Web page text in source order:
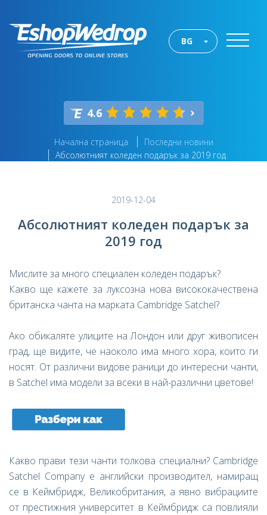
BG
4.6
Начална страница
Последни новини
Абсолютният коледен подарък за 2019 год
2019-12-04
Абсолютният коледен подарък за
2019 год
Мислите за много специален коледен подарък?
Какво ще кажете за луксозна нова висококачествена
британска чанта на марката Cambridge Satchel?
Ако обикаляте улиците на Лондон или друг живописен
град, ще видите, че наоколо има много хора, които ги
носят. От различни видове раници до интересни чанти,
в Satchel има модели за всеки в най-различни цветове!
Какво прави тези чанти толкова специални? Cambridge
Satchel Company е английски производител, намиращ
се в Кеймбридж, Великобритания, a явно вибрациите
от престижния университет в Кеймбридж са повлияли